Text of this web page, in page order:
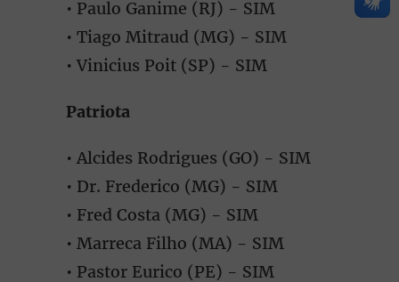
• Paulo Ganime (RJ) - SIM
• Tiago Mitraud (MG) - SIM
• Vinicius Poit (SP) - SIM
Patriota
• Alcides Rodrigues (GO) - SIM
• Dr. Frederico (MG) - SIM
• Fred Costa (MG) - SIM
• Marreca Filho (MA) - SIM
• Pastor Eurico (PE) - SIM